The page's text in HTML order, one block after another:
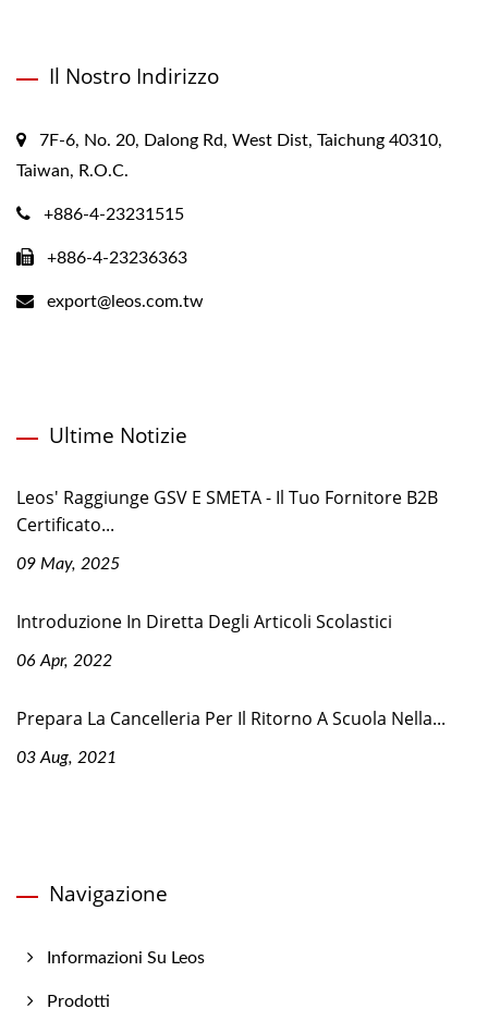
Il Nostro Indirizzo
7F-6, No. 20, Dalong Rd, West Dist, Taichung 40310,
Taiwan, R.O.C.
+886-4-23231515
+886-4-23236363
export@leos.com.tw
Ultime Notizie
Leos' Raggiunge GSV E SMETA - Il Tuo Fornitore B2B
Certificato...
09 May, 2025
Introduzione In Diretta Degli Articoli Scolastici
06 Apr, 2022
Prepara La Cancelleria Per Il Ritorno A Scuola Nella...
03 Aug, 2021
Navigazione
Informazioni Su Leos
Prodotti